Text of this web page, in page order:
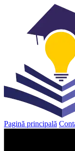
Pagină principală